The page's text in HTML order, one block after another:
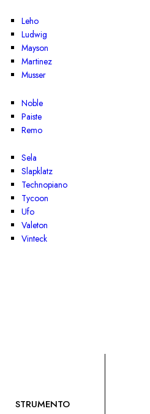
Leho
Ludwig
Mayson
Martinez
Musser
Noble
Paiste
Remo
Sela
Slapklatz
Technopiano
Tycoon
Ufo
Valeton
Vinteck
STRUMENTO